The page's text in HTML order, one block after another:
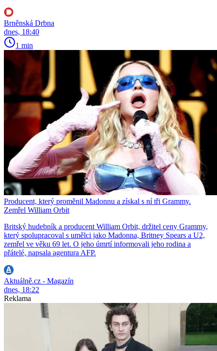
Brněnská Drbna
dnes, 18:40
1 min
Producent, který proměnil Madonnu a získal s ní tři Grammy.
Zemřel William Orbit
Britský hudebník a producent William Orbit, držitel ceny Grammy,
který spolupracoval s umělci jako Madonna, Britney Spears a U2,
zemřel ve věku 69 let. O jeho úmrtí informovali jeho rodina a
přátelé, napsala agentura AFP.
Aktuálně.cz - Magazín
dnes, 18:22
Reklama